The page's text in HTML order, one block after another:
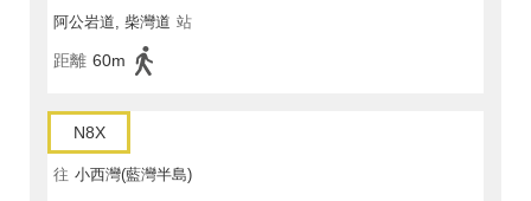
阿公岩道, 柴灣道 站
距離 60m
N8X
往 小西灣(藍灣半島)